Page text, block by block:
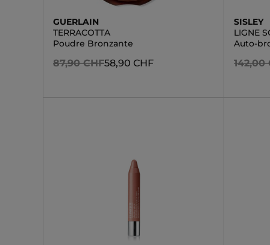
GUERLAIN
TERRACOTTA
Poudre Bronzante
87,90 CHF58,90 CHF
SISLEY
LIGNE
Auto-
142,00